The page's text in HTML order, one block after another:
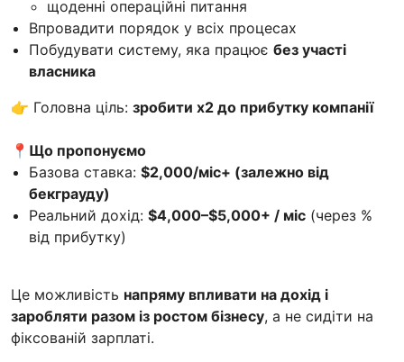
щоденні операційні питання
Впровадити порядок у всіх процесах
Побудувати систему, яка працює без участі
власника
👉 Головна ціль: зробити x2 до прибутку компанії
📍Що пропонуємо
Базова ставка: $2,000/міс+ (залежно від
бекграуду)
Реальний дохід: $4,000–$5,000+ / міс (через %
від прибутку)
Це можливість напряму впливати на дохід і
заробляти разом із ростом бізнесу, а не сидіти на
фіксованій зарплаті.